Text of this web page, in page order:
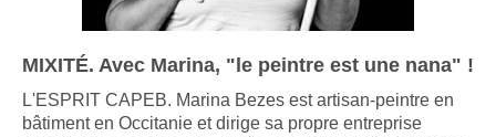
MIXITÉ. Avec Marina, "le peintre est une nana" !
L'ESPRIT CAPEB. Marina Bezes est artisan-peintre en